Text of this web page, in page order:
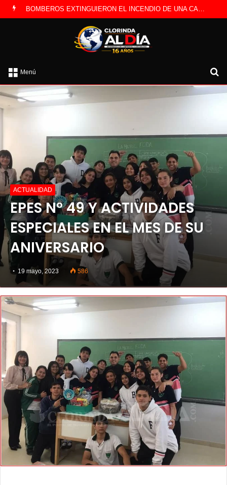
LA POLICÍA INVESTIGA ROBO A CAMBISTA OCURRIDO ESTE JUEVES
Menú
ACTUALIDAD
EPES N° 49 Y ACTIVIDADES
ESPECIALES EN EL MES DE SU
ANIVERSARIO
19 mayo, 2023 586